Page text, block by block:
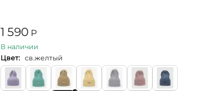
1 590 Р
В наличии
Цвет: св.желтый